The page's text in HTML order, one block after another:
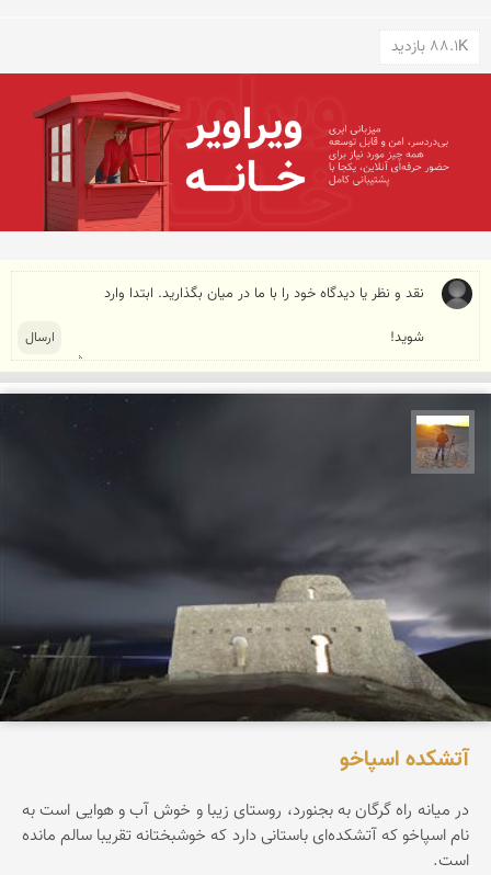
88.1K بازدید
آتشکده اسپاخو
در میانه راه گرگان به بجنورد، روستای زیبا و خوش آب و هوایی است به
نام اسپاخو که آتشکده‌ای باستانی دارد که خوشبختانه تقریبا سالم مانده
است.